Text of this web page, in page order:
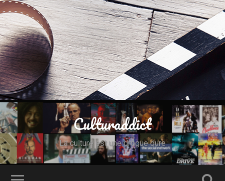
Culturaddict
La culture est une drogue dure